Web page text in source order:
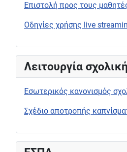
Επιστολή προς τους
Οδηγίες χρήσης live
Λειτουργία
Εσωτερικός κανονισμός
Σχέδιο αποτροπής